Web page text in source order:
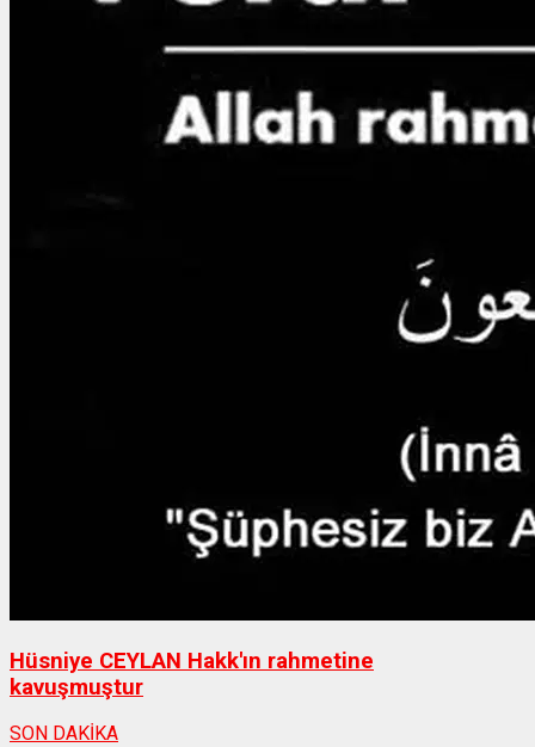
Hüsniye CEYLAN Hakk'ın rahmetine
kavuşmuştur
SON DAKİKA